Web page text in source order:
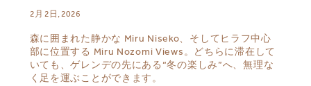
2月 2日, 2026
森に囲まれた静かな Miru Niseko、そしてヒラフ中心
部に位置する Miru Nozomi Views。どちらに滞在して
いても、ゲレンデの先にある“冬の楽しみ”へ、無理な
く足を運ぶことができます。